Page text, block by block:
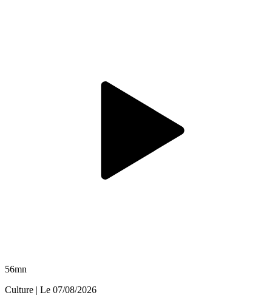
56mn
Culture | Le 07/08/2026